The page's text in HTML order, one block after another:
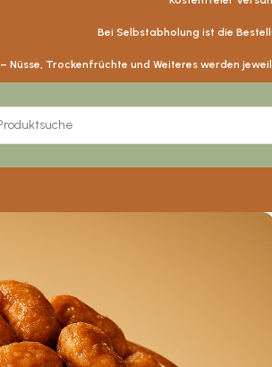
Bei Selbstabholung ist die
Nüsse, Trockenfrüchte und Weiteres werden